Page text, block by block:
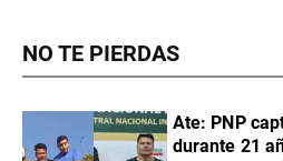
NO TE PIERDAS
Ate: PNP
durante 21